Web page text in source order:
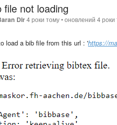
file not loading
Dir4 роки тому•оновлений4 роки
load a bib file from this url : 'https://